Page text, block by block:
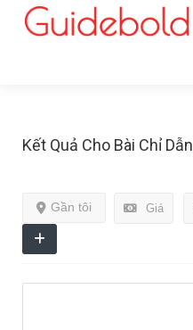
Kết Quả Cho Bài Chỉ Dẫn
Giá
Gần tôi